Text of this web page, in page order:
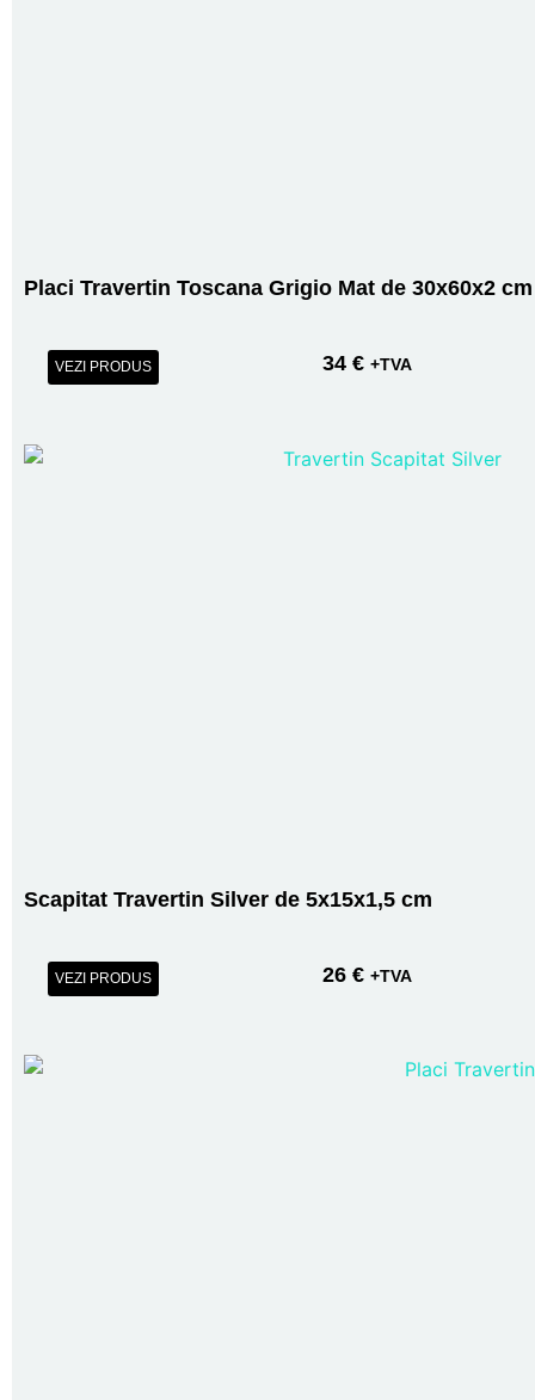
Placi Travertin Toscana Grigio Mat de 30x60x2 cm
VEZI PRODUS 34 € +TVA
Scapitat Travertin Silver de 5x15x1,5 cm
VEZI PRODUS 26 € +TVA